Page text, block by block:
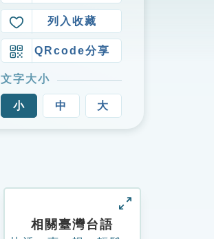
列入收藏
QRcode分享
文字大小
小 中 大
相關臺灣台語